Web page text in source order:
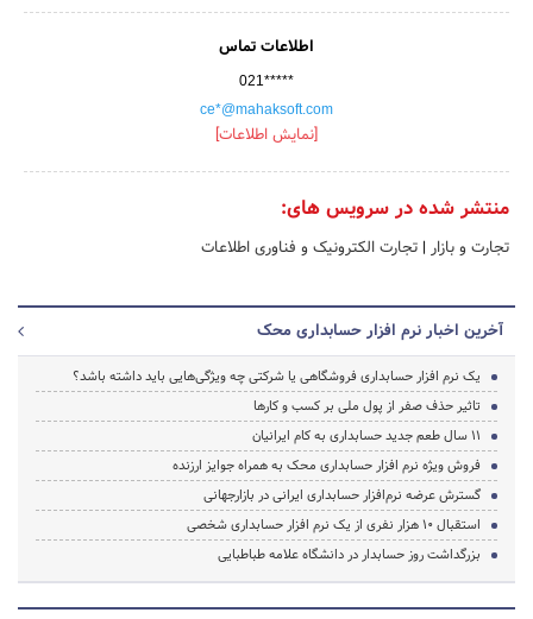
اطلاعات تماس
021*****
ce*@mahaksoft.com
[نمایش اطلاعات]
منتشر شده در سرویس های:
تجارت و بازار | تجارت الکترونیک و فناوری اطلاعات
آخرین اخبار نرم افزار حسابداری محک
یک نرم افزار حسابداری فروشگاهی یا شرکتی چه ویژگی‌هایی باید داشته باشد؟
تاثیر حذف صفر از پول ملی بر کسب و کارها
11 سال طعم جدید حسابداری به کام ایرانیان
فروش ویژه نرم افزار حسابداری محک به همراه جوایز ارزنده
گسترش عرضه نرم‌افزار حسابداری ایرانی در بازارجهانی
استقبال 10 هزار نفری از یک نرم افزار حسابداری شخصی
بزرگداشت روز حسابدار در دانشگاه علامه طباطبایی